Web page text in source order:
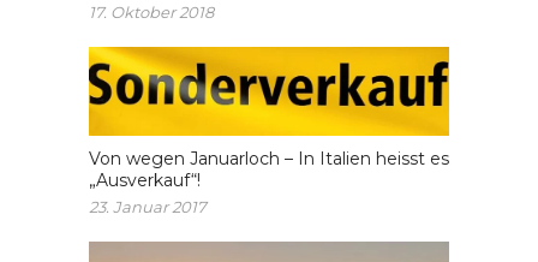
17. Oktober 2018
Von wegen Januarloch – In Italien heisst es
„Ausverkauf“!
23. Januar 2017